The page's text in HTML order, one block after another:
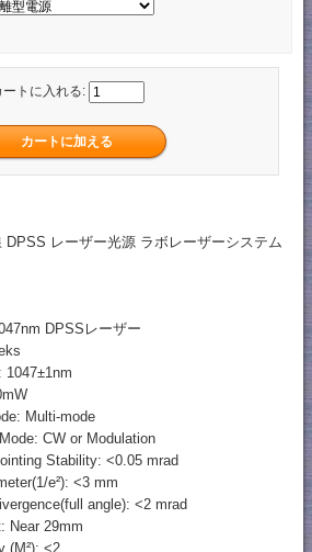
ートに入れる:
DPSS レーザー光源 ラボレーザーシステム
DPSSレーザー
1047±1nm
Multi-mode
CW or Modulation
Stability: <0.05 mrad
e²): <3 mm
angle): <2 mrad
Near 29mm
(M²): <2